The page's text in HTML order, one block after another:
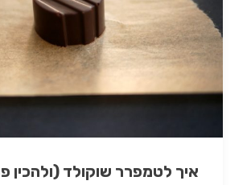
איך לטמפרר שוקולד (ולהכין